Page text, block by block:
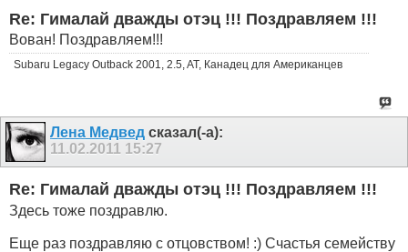
Re: Гималай дважды отэц !!! Поздравляем !!!
Вован! Поздравляем!!!
Subaru Legacy Outback 2001, 2.5, AT, Канадец для Американцев
Лена Медвед сказал(-а):
11.02.2011 15:27
Re: Гималай дважды отэц !!! Поздравляем !!!
Здесь тоже поздравлю.
Еще раз поздравляю с отцовством! :) Счастья семейству